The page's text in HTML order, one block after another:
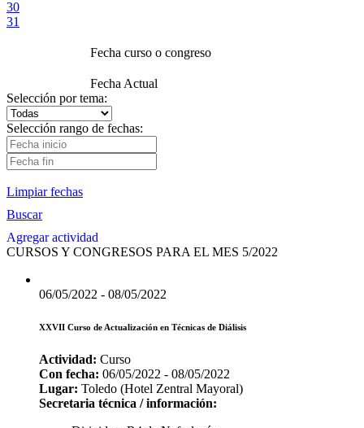
30
31
Fecha curso o congreso
Fecha Actual
Selección por tema:
Selección rango de fechas:
Limpiar fechas
Buscar
Agregar actividad
CURSOS Y CONGRESOS PARA EL MES 5/2022
06/05/2022 - 08/05/2022
XXVII Curso de Actualización en Técnicas de Diálisis
Actividad: Curso
Con fecha: 06/05/2022 - 08/05/2022
Lugar: Toledo (Hotel Zentral Mayoral)
Secretaria técnica / información: